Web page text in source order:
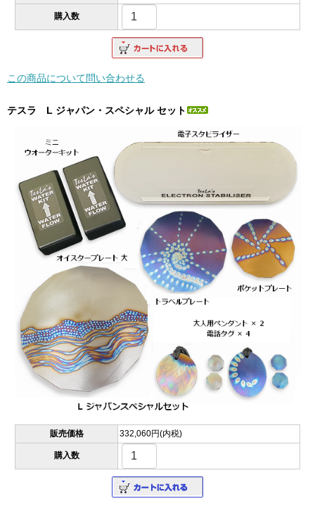
購入数
この商品について問い合わせる
テスラ L ジャパン・スペシャル セット
販売価格 332,060円(内税)
購入数